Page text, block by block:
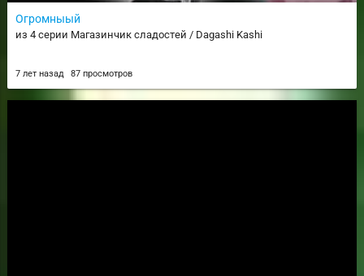
Огромныый
из 4 серии Магазинчик сладостей / Dagashi Kashi
7 лет назад 87 просмотров